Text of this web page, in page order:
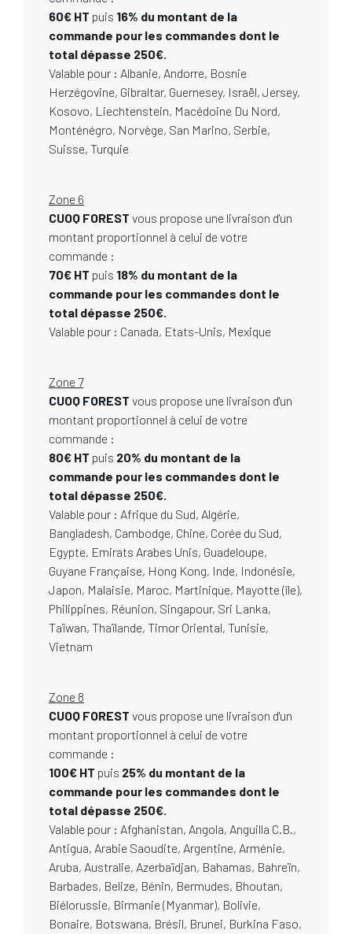
60€ HT puis 16% du montant de la
commande pour les commandes dont le
total dépasse 250€.
Valable pour : Albanie, Andorre, Bosnie
Herzégovine, Gibraltar, Guernesey, Israël, Jersey,
Kosovo, Liechtenstein, Macédoine Du Nord,
Monténégro, Norvège, San Marino, Serbie,
Suisse, Turquie
Zone 6
CUOQ FOREST vous propose une livraison d'un
montant proportionnel à celui de votre
commande :
70€ HT puis 18% du montant de la
commande pour les commandes dont le
total dépasse 250€.
Valable pour : Canada, Etats-Unis, Mexique
Zone 7
CUOQ FOREST vous propose une livraison d'un
montant proportionnel à celui de votre
commande :
80€ HT puis 20% du montant de la
commande pour les commandes dont le
total dépasse 250€.
Valable pour : Afrique du Sud, Algérie,
Bangladesh, Cambodge, Chine, Corée du Sud,
Egypte, Emirats Arabes Unis, Guadeloupe,
Guyane Française, Hong Kong, Inde, Indonésie,
Japon, Malaisie, Maroc, Martinique, Mayotte (île),
Philippines, Réunion, Singapour, Sri Lanka,
Taïwan, Thaïlande, Timor Oriental, Tunisie,
Vietnam
Zone 8
CUOQ FOREST vous propose une livraison d'un
montant proportionnel à celui de votre
commande :
100€ HT puis 25% du montant de la
commande pour les commandes dont le
total dépasse 250€.
Valable pour : Afghanistan, Angola, Anguilla C.B.,
Antigua, Arabie Saoudite, Argentine, Arménie,
Aruba, Australie, Azerbaïdjan, Bahamas, Bahreïn,
Barbades, Belize, Bénin, Bermudes, Bhoutan,
Biélorussie, Birmanie (Myanmar), Bolivie,
Bonaire, Botswana, Brésil, Brunei, Burkina Faso,